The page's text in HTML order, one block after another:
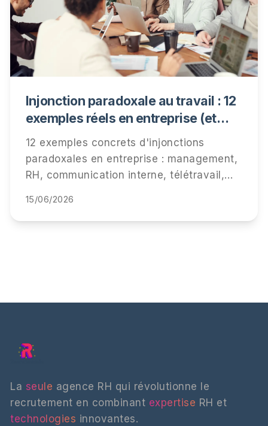
Injonction paradoxale au travail : 12
exemples réels en entreprise (et
comment les détecter)
12 exemples concrets d'injonctions
paradoxales en entreprise : management,
RH, communication interne, télétravail,
qu'elles coûtent à vos équipes, et
comment y répondre.
15/06/2026
La seule agence RH qui révolutionne le
recrutement en combinant expertise RH et
technologies innovantes.